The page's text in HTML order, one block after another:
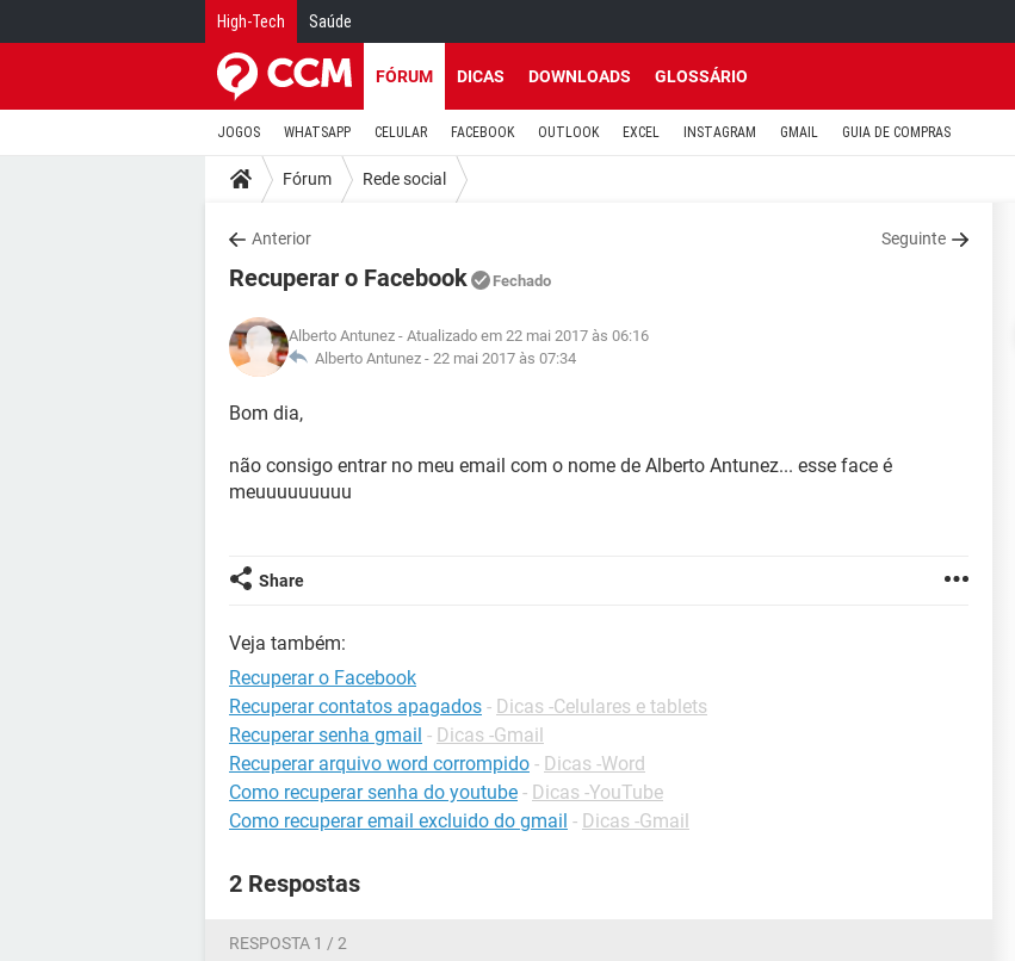
High-Tech Saúde
FÓRUM DICAS DOWNLOADS GLOSSÁRIO
JOGOS WHATSAPP CELULAR FACEBOOK OUTLOOK EXCEL INSTAGRAM GMAIL GUIA DE COMPRAS
Fórum Rede social
Anterior Seguinte
Recuperar o Facebook Fechado
Alberto Antunez - Atualizado em 22 mai 2017 às 06:16
Alberto Antunez - 22 mai 2017 às 07:34
Bom dia,
não consigo entrar no meu email com o nome de Alberto Antunez... esse face é
meuuuuuuuuu
Share
Veja também:
Recuperar o Facebook
Recuperar contatos apagados - Dicas -Celulares e tablets
Recuperar senha gmail - Dicas -Gmail
Recuperar arquivo word corrompido - Dicas -Word
Como recuperar senha do youtube - Dicas -YouTube
Como recuperar email excluido do gmail - Dicas -Gmail
2 Respostas
RESPOSTA 1 / 2